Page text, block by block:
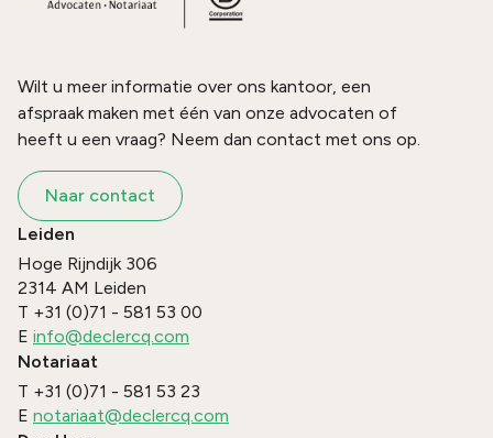
Wilt u meer informatie over ons kantoor, een
afspraak maken met één van onze advocaten of
heeft u een vraag? Neem dan contact met ons op.
Naar contact
Leiden
Hoge Rijndijk 306
2314 AM Leiden
T +31 (0)71 - 581 53 00
E info@declercq.com
Notariaat
T +31 (0)71 - 581 53 23
E notariaat@declercq.com